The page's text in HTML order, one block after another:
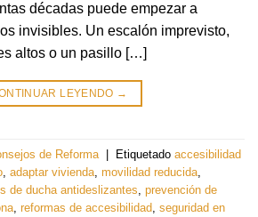
décadas puede empezar a
invisibles. Un escalón imprevisto,
altos o un pasillo […]
LEYENDO →
de Reforma | Etiquetado accesibilidad
adaptar vivienda movilidad reducida
de ducha antideslizantes prevención de
reformas de accesibilidad seguridad en